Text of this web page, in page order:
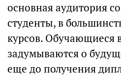
основная аудитория
студенты, в
курсов. Обучающиеся
задумываются о
еще до получения